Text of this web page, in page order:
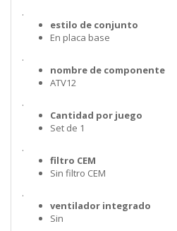
.
estilo de conjunto
En placa base
.
nombre de componente
ATV12
.
Cantidad por juego
Set de 1
.
filtro CEM
Sin filtro CEM
.
ventilador integrado
Sin